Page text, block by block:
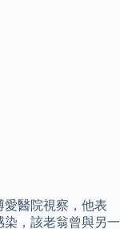
愛醫院視察，他表
，該老翁曾與另一